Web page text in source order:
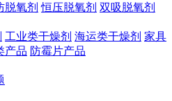
脱氧剂 恒压脱氧剂 双吸脱氧剂
工业类干燥剂 海运类干燥剂 家具
产品 防霉片产品